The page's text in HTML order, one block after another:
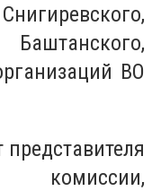
ВО
комиссии,